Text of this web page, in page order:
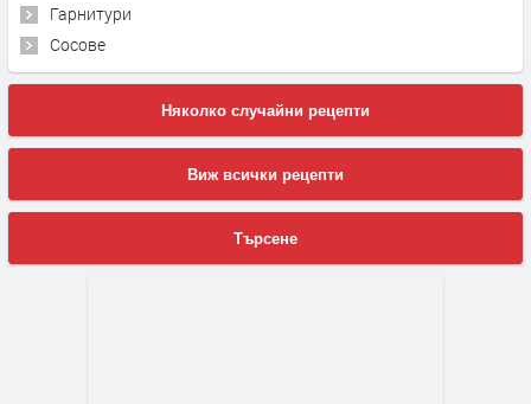
Гарнитури
Сосове
Няколко случайни рецепти
Виж всички рецепти
Търсене